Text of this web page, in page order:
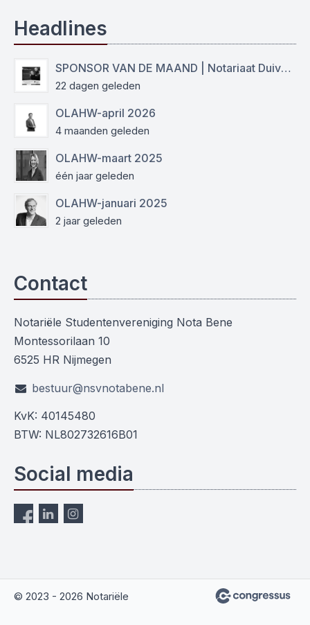
Headlines
SPONSOR VAN DE MAAND | Notariaat Duiven Westervoort
22 dagen geleden
OLAHW-april 2026
4 maanden geleden
OLAHW-maart 2025
één jaar geleden
OLAHW-januari 2025
2 jaar geleden
Contact
Notariële Studentenvereniging Nota Bene
Montessorilaan 10
6525 HR Nijmegen
bestuur@nsvnotabene.nl
KvK: 40145480
BTW: NL802732616B01
Social media
© 2023 - 2026 Notariële